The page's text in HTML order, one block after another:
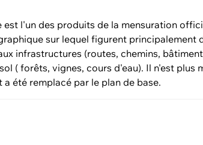
est l'un des produits de la mensuration
sur lequel figurent principalement
infrastructures (routes, chemins,
( forêts, vignes, cours d'eau). Il n'est plus
a été remplacé par le plan de base.